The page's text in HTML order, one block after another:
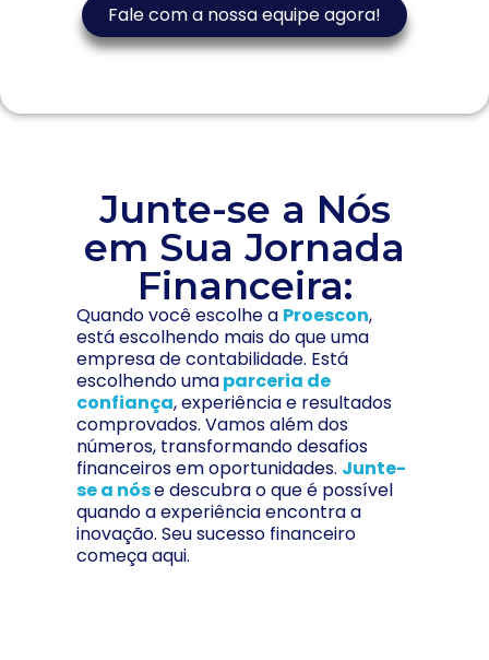
Fale com a nossa equipe agora!
Junte-se a Nós
em Sua Jornada
Financeira:
Quando você escolhe a Proescon,
está escolhendo mais do que uma
empresa de contabilidade. Está
escolhendo umaparceria de
confiança, experiência e resultados
comprovados. Vamos além dos
números, transformando desafios
financeiros em oportunidades. Junte-
se a nóse descubra o que é possível
quando a experiência encontra a
inovação. Seu sucesso financeiro
começa aqui.